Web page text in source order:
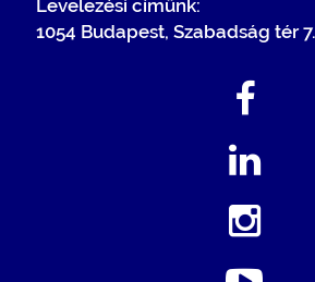
Levelezési címünk:
1054 Budapest, Szabadság tér 7.